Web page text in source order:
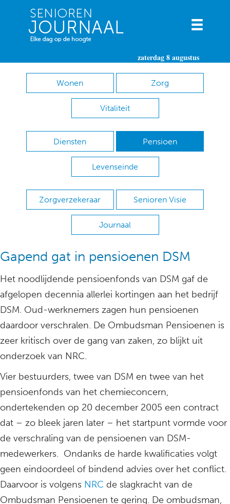
zaterdag 8 augustus
Wonen Zorg
Vitaliteit
Diensten Pensioen
Levenseinde
Zorgverzekeraar Senioren Visie
Journaal
Gapend gat in pensioenen DSM
Het noodlijdende pensioenfonds van DSM gaf de
afgelopen decennia allerlei kortingen aan het bedrijf
DSM. Oud-werknemers zagen hun pensioenen
daardoor verschralen. De Ombudsman Pensioenen is
zeer kritisch over de gang van zaken, zo blijkt uit
onderzoek van NRC.
Vier bestuurders, twee van DSM en twee van het
pensioenfonds van het chemieconcern,
ondertekenden op 20 december 2005 een contract
dat – zo bleek jaren later – het startpunt vormde voor
de verschraling van de pensioenen van DSM-
medewerkers. Ondanks de harde kwalificaties volgt
geen eindoordeel of bindend advies over het conflict.
Daarvoor is volgens NRC de slagkracht van de
Ombudsman Pensioenen te gering. De ombudsman,